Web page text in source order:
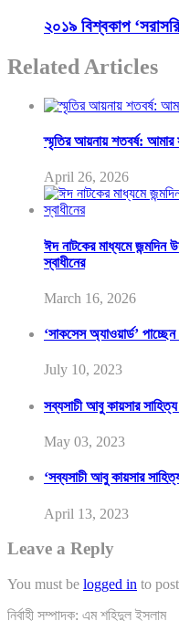
২০১৯ বিশ্বকাপ
Related Articles
স্মৃতির আয়নায় শতবর্ষ:
April 26, 2026
ঈদ নাটকের মাধ্যমে জন্মদিন
স্বাধীনের
March 16, 2026
‘সাকসেস অ্যাওয়ার্ড’
July 10, 2023
সব্যসাচী আবু কায়সার সাহিত্য
May 03, 2023
‘সব্যসাচী আবু কায়সার
April 13, 2023
Leave a Reply
You must be logged in to
নির্বাহী সম্পাদক: এম শহিদুল ইসলাম